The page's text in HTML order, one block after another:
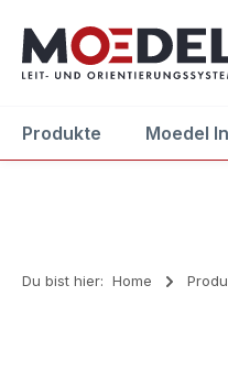
Hauptinhalt springen
Zur Suche springen
Zur Hauptnavigation
Produkte Moedel
Du bist hier: Home